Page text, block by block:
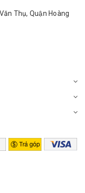
Thụ, Quận Hoàng